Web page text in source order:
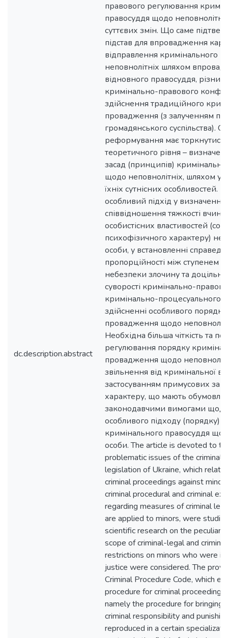
dc.description.abstract
правового регулювання
правосуддя щодо
суттєвих змін. Що саме
підстав для впровадження
відправлення кримінального
неповнолітніх шляхом
відновного правосуддя,
кримінально-правового
здійснення традиційного
провадження (з залученням
громадянського суспільства).
реформування має
теоретичного рівня –
засад (принципів)
щодо неповнолітніх, шляхом
їхніх сутнісних особливостей.
особливий підхід у визначенні
співвідношення тяжкості
особистісних властивостей
психофізичного характеру)
особи, у встановленні
пропорційності між ступенем
небезпеки злочину та
суворості кримінально-
кримінально-процесуального
здійсненні особливого
провадження щодо
Необхідна більша чіткість та
регулювання порядку
провадження щодо
звільнення від кримінальної
застосуванням примусових
характеру, що мають
законодавчими вимогами
особливого підходу (порядку) у
кримінального правосуддя
особи. The article is devoted to
problematic issues of the criminal
legislation of Ukraine, which
criminal proceedings against
criminal procedural and criminal
regarding measures of criminal
are applied to minors, were
scientific research on the
scope of criminal-legal and
restrictions on minors who were
justice were considered. The
Criminal Procedure Code, which
procedure for criminal proceedings
namely the procedure for bringing
criminal responsibility and
reproduced in a certain